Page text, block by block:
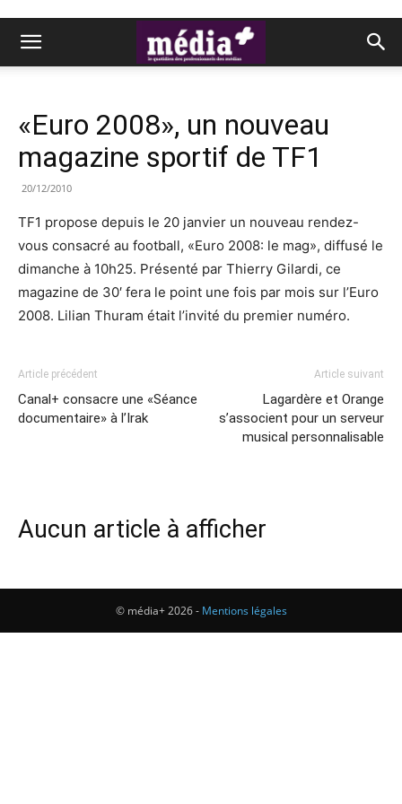
«Euro 2008», un nouveau
magazine sportif de TF1
20/12/2010
TF1 propose depuis le 20 janvier un nouveau rendez-
vous consacré au football, «Euro 2008: le mag», diffusé le
dimanche à 10h25. Présenté par Thierry Gilardi, ce
magazine de 30′ fera le point une fois par mois sur l’Euro
2008. Lilian Thuram était l’invité du premier numéro.
Article précédent
Canal+ consacre une «Séance
documentaire» à l’Irak
Article suivant
Lagardère et Orange
s’associent pour un serveur
musical personnalisable
Aucun article à afficher
© média+ 2026 - Mentions légales